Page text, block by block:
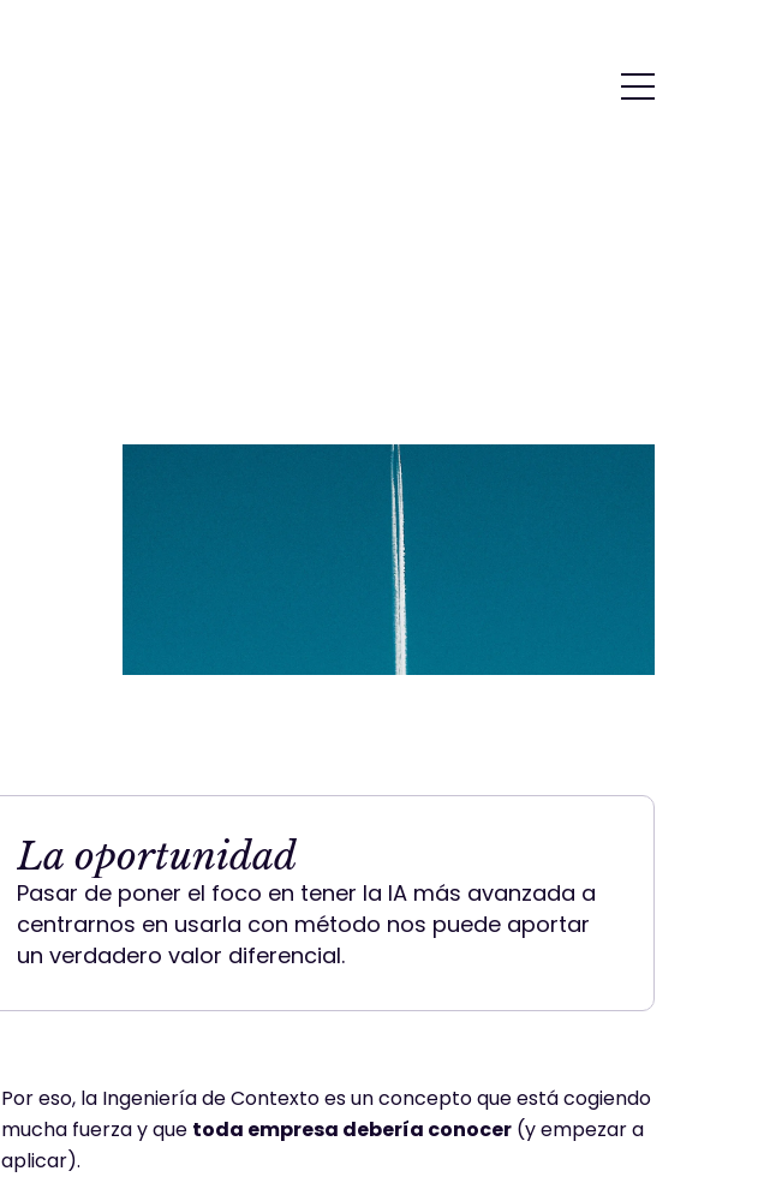
La oportunidad
Pasar de poner el foco en tener la IA más avanzada a
centrarnos en usarla con método nos puede aportar
un verdadero valor diferencial.
Por eso, la Ingeniería de Contexto es un concepto que está cogiendo
mucha fuerza y que toda empresa debería conocer(y empezar a
aplicar).